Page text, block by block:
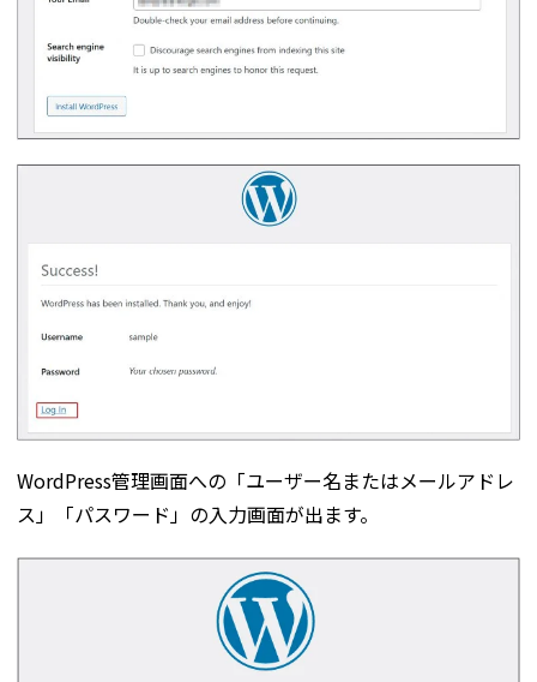
WordPress管理画面への「ユーザー名またはメールアドレ
ス」「パスワード」の入力画面が出ます。